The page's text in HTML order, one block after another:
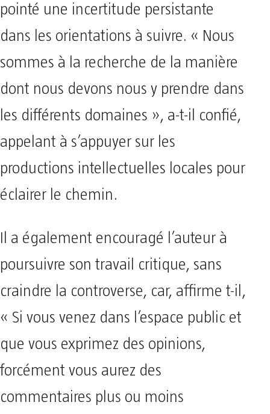
pointé une incertitude persistante
dans les orientations à suivre. « Nous
sommes à la recherche de la manière
dont nous devons nous y prendre dans
les différents domaines », a-t-il confié,
appelant à s’appuyer sur les
productions intellectuelles locales pour
éclairer le chemin.
Il a également encouragé l’auteur à
poursuivre son travail critique, sans
craindre la controverse, car, affirme t-il,
« Si vous venez dans l’espace public et
que vous exprimez des opinions,
forcément vous aurez des
commentaires plus ou moins